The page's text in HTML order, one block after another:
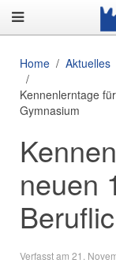
Home
Aktuelles
Kennenlerntage
Gymnasium
neuen
Verfasst am 21.